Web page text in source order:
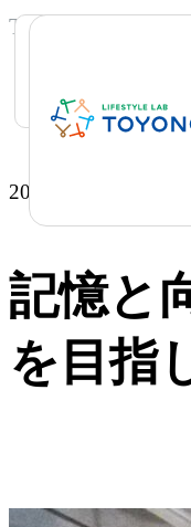
TOP
2026.04.01
記憶と
を目指